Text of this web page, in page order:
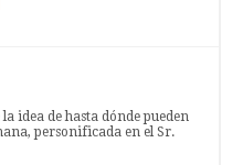
idea de hasta dónde pueden
personificada en el Sr.